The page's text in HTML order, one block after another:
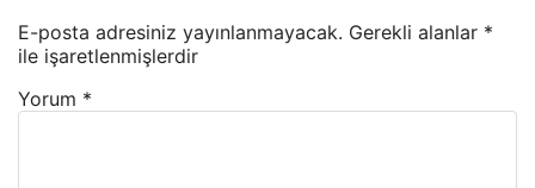
E-posta adresiniz yayınlanmayacak. Gerekli alanlar *
ile işaretlenmişlerdir
Yorum *